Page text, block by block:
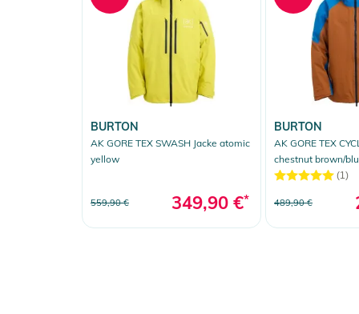
BURTON
AK GORE TEX SWASH Jacke atomic
yellow
559,90 € 349,90 €*
BURTON
AK GORE TEX
chestnut brown/
(1)
489,90 €